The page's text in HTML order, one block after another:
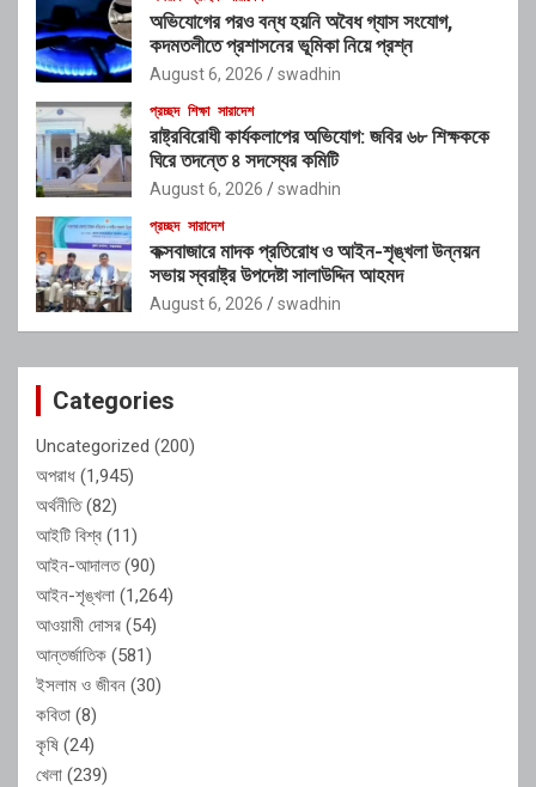
অভিযোগের পরও বন্ধ হয়নি অবৈধ গ্যাস সংযোগ,
কদমতলীতে প্রশাসনের ভূমিকা নিয়ে প্রশ্ন
August 6, 2026 swadhin
প্রচ্ছদ শিক্ষা সারাদেশ
রাষ্ট্রবিরোধী কার্যকলাপের অভিযোগ: জবির ৬৮ শিক্ষককে
ঘিরে তদন্তে ৪ সদস্যের কমিটি
August 6, 2026 swadhin
প্রচ্ছদ সারাদেশ
কক্সবাজারে মাদক প্রতিরোধ ও আইন-শৃঙ্খলা উন্নয়ন
সভায় স্বরাষ্ট্র উপদেষ্টা সালাউদ্দিন আহমদ
August 6, 2026 swadhin
Categories
Uncategorized (200)
অপরাধ (1,945)
অর্থনীতি(82)
আইটি বিশ্ব (11)
আইন-আদালত(90)
আইন-শৃঙ্খলা (1,264)
আওয়ামী দোসর (54)
আন্তর্জাতিক (581)
ইসলাম ও জীবন (30)
কবিতা (8)
কৃষি (24)
খেলা (239)